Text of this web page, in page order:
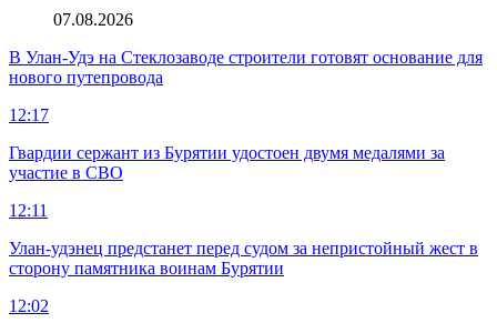
07.08.2026
В Улан-Удэ на Стеклозаводе строители готовят основание для
нового путепровода
12:17
Гвардии сержант из Бурятии удостоен двумя медалями за
участие в СВО
12:11
Улан-удэнец предстанет перед судом за непристойный жест в
сторону памятника воинам Бурятии
12:02